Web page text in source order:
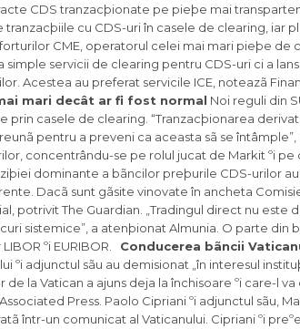
CDS tranzacþionate pe pieþe mai
cu CDS-uri în casele de clearing, iar
CME, operatorul celei mai mari pieþe de
simple servicii de clearing pentru CDS-uri ci a
Acestea au preferat servicile ICE, noteazã
mari decât ar fi fost normal Noi reguli din
prin casele de clearing. “Tranzacþionarea
pentru a preveni ca aceasta sã se
concentrându-se pe rolul jucat de Markit ºi
dominante a bãncilor preþurile CDS-urilor au
Dacã sunt gãsite vinovate în ancheta
potrivit The Guardian. „Tradingul direct nu
sistemice”, a atenþionat Almunia. O parte din
ºi EURIBOR. Conducerea bãncii
ºi adjunctul sãu au demisionat „în interesul
la Vatican a ajuns deja la închisoare ºi care-l
Press. Paolo Cipriani ºi adjunctul sãu,
într-un comunicat al Vaticanului. Cipriani ºi